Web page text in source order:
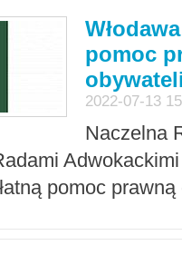
pomoc
2022-07-13
Naczelna
Adwokackimi
pomoc